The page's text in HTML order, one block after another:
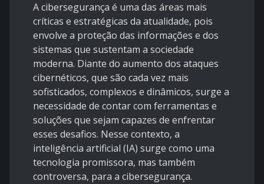
A cibersegurança é uma das áreas mais
críticas e estratégicas da atualidade, pois
envolve a proteção das informações e dos
sistemas que sustentam a sociedade
moderna. Diante do aumento dos ataques
cibernéticos, que são cada vez mais
sofisticados, complexos e dinâmicos, surge a
necessidade de contar com ferramentas e
soluções que sejam capazes de enfrentar
esses desafios. Nesse contexto, a
inteligência artificial (IA) surge como uma
tecnologia promissora, mas também
controversa, para a cibersegurança.